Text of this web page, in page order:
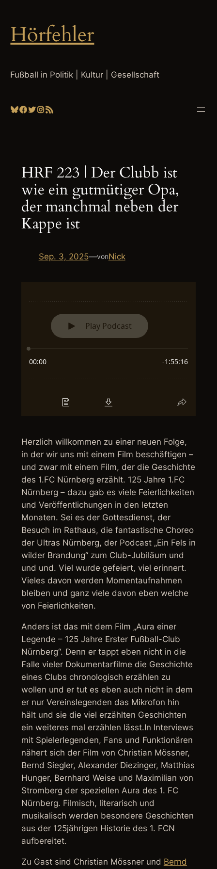
springen
Hörfehler
Fußball in Politik | Kultur | Gesellschaft
Bluesky
Facebook
Twitter
Instagram
RSS-Feed
HRF 223 | Der Clubb ist
wie ein gutmütiger Opa,
der manchmal neben der
Kappe ist
Sep. 3, 2025—vonNick
Herzlich willkommen zu einer neuen Folge,
in der wir uns mit einem Film beschäftigen –
und zwar mit einem Film, der die Geschichte
des 1.FC Nürnberg erzählt. 125 Jahre 1.FC
Nürnberg – dazu gab es viele Feierlichkeiten
und Veröffentlichungen in den letzten
Monaten. Sei es der Gottesdienst, der
Besuch im Rathaus, die fantastische Choreo
der Ultras Nürnberg, der Podcast „Ein Fels in
wilder Brandung“ zum Club-Jubiläum und
und und. Viel wurde gefeiert, viel erinnert.
Vieles davon werden Momentaufnahmen
bleiben und ganz viele davon eben welche
von Feierlichkeiten.
Anders ist das mit dem Film „Aura einer
Legende – 125 Jahre Erster Fußball-Club
Nürnberg“. Denn er tappt eben nicht in die
Falle vieler Dokumentarfilme die Geschichte
eines Clubs chronologisch erzählen zu
wollen und er tut es eben auch nicht in dem
er nur Vereinslegenden das Mikrofon hin
hält und sie die viel erzählten Geschichten
ein weiteres mal erzählen lässt.In Interviews
mit Spielerlegenden, Fans und Funktionären
nähert sich der Film von Christian Mössner,
Bernd Siegler, Alexander Diezinger, Matthias
Hunger, Bernhard Weise und Maximilian von
Stromberg der speziellen Aura des 1. FC
Nürnberg. Filmisch, literarisch und
musikalisch werden besondere Geschichten
aus der 125jährigen Historie des 1. FCN
aufbereitet.
Zu Gast sind Christian Mössner und Bernd